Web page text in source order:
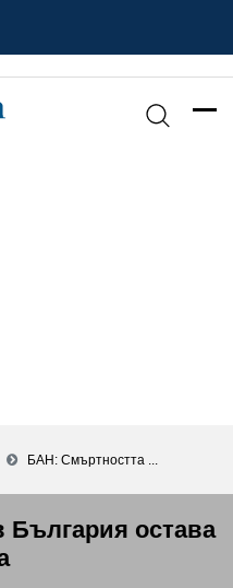
БАН: Смъртността ...
остава